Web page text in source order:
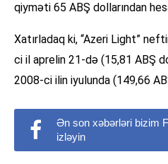
qiyməti 65 ABŞ dollarından
Xatırladaq ki, “Azeri Light”
ci il aprelin 21-də (15,81 ABŞ
2008-ci ilin iyulunda (149,66
Ən son xəbərləri bizim
izləyin